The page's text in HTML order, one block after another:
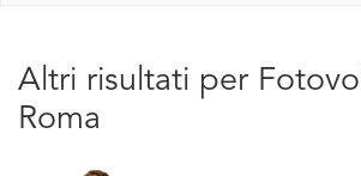
Altri risultati per
Roma